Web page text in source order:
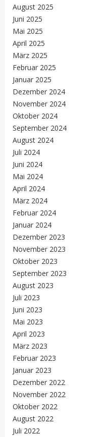
August 2025
Juni 2025
Mai 2025
April 2025
März 2025
Februar 2025
Januar 2025
Dezember 2024
November 2024
Oktober 2024
September 2024
August 2024
Juli 2024
Juni 2024
Mai 2024
April 2024
März 2024
Februar 2024
Januar 2024
Dezember 2023
November 2023
Oktober 2023
September 2023
August 2023
Juli 2023
Juni 2023
Mai 2023
April 2023
März 2023
Februar 2023
Januar 2023
Dezember 2022
November 2022
Oktober 2022
August 2022
Juli 2022